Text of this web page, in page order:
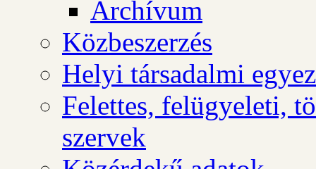
Archívum
Közbeszerzés
Helyi társadalmi
Felettes, felügyeleti,
szervek